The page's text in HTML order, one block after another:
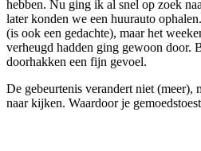
hebben. Nu ging ik al snel op zoek
later konden we een huurauto
(is ook een gedachte), maar het
verheugd hadden ging gewoon door.
doorhakken een fijn gevoel.
De gebeurtenis verandert niet (meer),
naar kijken. Waardoor je